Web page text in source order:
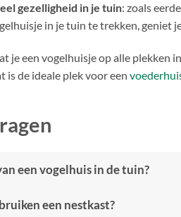
gezelligheid in je tuin: zoals
in je tuin te trekken, geniet
je een vogelhuisje op alle plekken
is de ideale plek voor een
een vogelhuis in de tuin?
een nestkast?